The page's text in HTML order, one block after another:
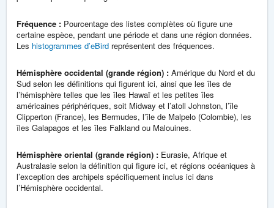
Fréquence : Pourcentage des listes complètes où figure une
certaine espèce, pendant une période et dans une région données.
Les histogrammes d’eBird représentent des fréquences.
Hémisphère occidental (grande région) : Amérique du Nord et du
Sud selon les définitions qui figurent ici, ainsi que les îles de
l’hémisphère telles que les îles Hawaï et les petites îles
américaines périphériques, soit Midway et l’atoll Johnston, l’île
Clipperton (France), les Bermudes, l’île de Malpelo (Colombie), les
îles Galapagos et les îles Falkland ou Malouines.
Hémisphère oriental (grande région) : Eurasie, Afrique et
Australasie selon la définition qui figure ici, et régions océaniques à
l’exception des archipels spécifiquement inclus ici dans
l’Hémisphère occidental.